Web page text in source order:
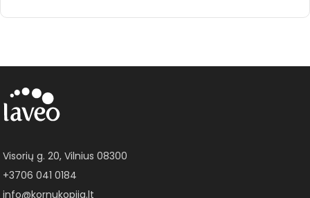
Visorių g. 20, Vilnius 08300
+3706 041 0184
info@kornukopija.lt